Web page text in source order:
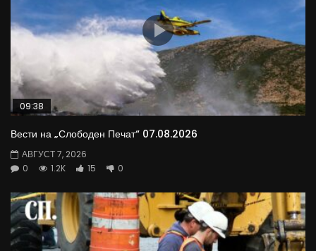
09:38
Вести на „Слободен Печат“ 07.08.2026
АВГУСТ 7, 2026
0
1.2K 15 0